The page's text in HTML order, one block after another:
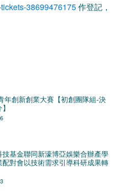
38699476175 作登記，
年創新創業大賽【初創團隊組-決
技基金聯同新濠博亞娛樂合辦產學
配對會以技術需求引導科研成果轉